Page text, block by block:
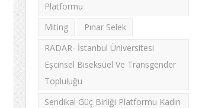
Platformu
Miting
Pınar Selek
RADAR- İstanbul Üniversitesi
Eşcinsel Biseksüel Ve Transgender
Topluluğu
Sendikal Güç Birliği Platformu Kadın